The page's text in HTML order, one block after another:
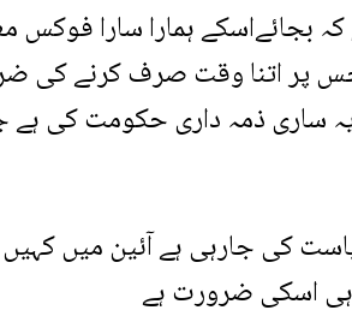
کہ بجائےاسکے ہمارا سارا
جس پر اتنا وقت صرف کرنے کی
یہ ساری ذمہ داری حکومت کی
کی جارہی ہے آئین میں کہیں
ہی اسکی ضرورت ہے